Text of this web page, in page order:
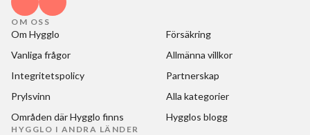
OM OSS
Om Hygglo
Försäkring
Vanliga frågor
Allmänna villkor
Integritetspolicy
Partnerskap
Prylsvinn
Alla kategorier
Områden där Hygglo finns
Hygglos blogg
HYGGLO I ANDRA LÄNDER